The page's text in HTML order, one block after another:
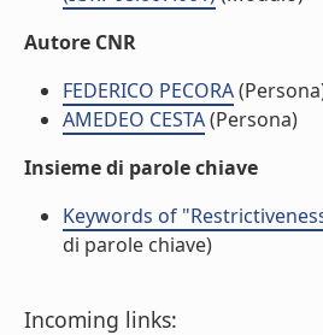
Autore CNR
FEDERICO PECORA
AMEDEO CESTA(Persona)
Insieme di parole chiave
Keywords of
di parole chiave)
Incoming links: